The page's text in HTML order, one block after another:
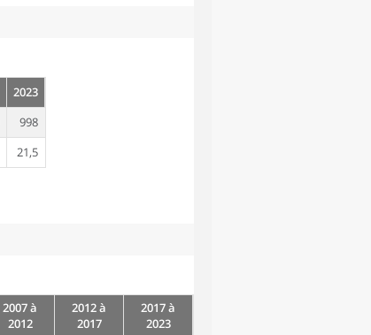
2023
998
21,5
2007 à
2012
2012 à
2017
2017 à
2023